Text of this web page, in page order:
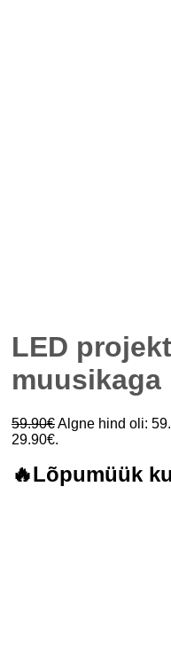
LED
muusikaga
59.90€Algne hind oli:
29.90€.
🔥Lõpumüük